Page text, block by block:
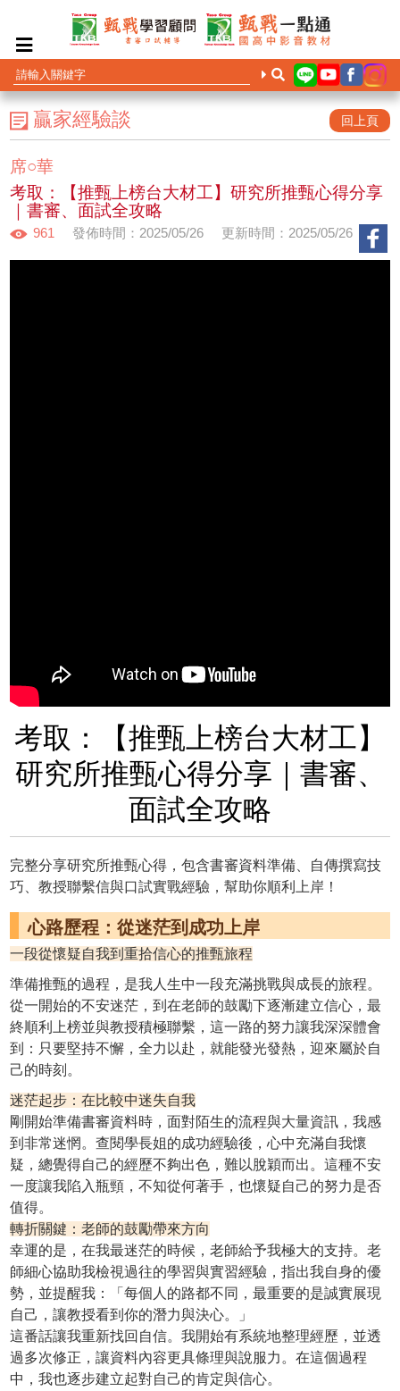
贏家經驗談 回上頁
席○華
考取：【推甄上榜台大材工】研究所推甄心得分享
｜書審、面試全攻略
961 發佈時間：2025/05/26 更新時間：2025/05/26
考取：【推甄上榜台大材工】
研究所推甄心得分享｜書審、
面試全攻略
完整分享研究所推甄心得，包含書審資料準備、自傳撰寫技
巧、教授聯繫信與口試實戰經驗，幫助你順利上岸！
心路歷程：從迷茫到成功上岸
一段從懷疑自我到重拾信心的推甄旅程
準備推甄的過程，是我人生中一段充滿挑戰與成長的旅程。
從一開始的不安迷茫，到在老師的鼓勵下逐漸建立信心，最
終順利上榜並與教授積極聯繫，這一路的努力讓我深深體會
到：只要堅持不懈，全力以赴，就能發光發熱，迎來屬於自
己的時刻。
迷茫起步：在比較中迷失自我
剛開始準備書審資料時，面對陌生的流程與大量資訊，我感
到非常迷惘。查閱學長姐的成功經驗後，心中充滿自我懷
疑，總覺得自己的經歷不夠出色，難以脫穎而出。這種不安
一度讓我陷入瓶頸，不知從何著手，也懷疑自己的努力是否
值得。
轉折關鍵：老師的鼓勵帶來方向
幸運的是，在我最迷茫的時候，老師給予我極大的支持。老
師細心協助我檢視過往的學習與實習經驗，指出我自身的優
勢，並提醒我：「每個人的路都不同，最重要的是誠實展現
自己，讓教授看到你的潛力與決心。」
這番話讓我重新找回自信。我開始有系統地整理經歷，並透
過多次修正，讓資料內容更具條理與說服力。在這個過程
中，我也逐步建立起對自己的肯定與信心。